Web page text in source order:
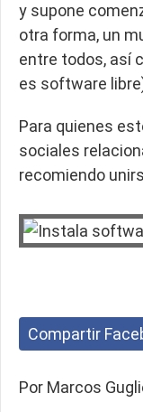
y supone
otra forma, un
entre todos, así
es software
Para quienes
sociales
recomiendo
Compartir
Por Marcos